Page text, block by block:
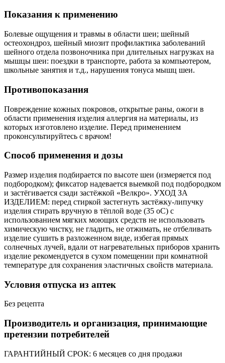
Показания к применению
Болевые ощущения и травмы в области шеи; шейный
остеохондроз, шейный миозит профилактика заболеваний
шейного отдела позвоночника при длительных нагрузках на
мышцы шеи: поездки в транспорте, работа за компьютером,
школьные занятия и т.д., нарушения тонуса мышц шеи.
Противопоказания
Повреждение кожных покровов, открытые раны, ожоги в
области применения изделия аллергия на материалы, из
которых изготовлено изделие. Перед применением
проконсультируйтесь с врачом!
Способ применения и дозы
Размер изделия подбирается по высоте шеи (измеряется под
подбородком); фиксатор надевается выемкой под подбородком
и застёгивается сзади застёжкой «Велкро». УХОД ЗА
ИЗДЕЛИЕМ: перед стиркой застегнуть застёжку-липучку
изделия стирать вручную в тёплой воде (35 оC) с
использованием мягких моющих средств не использовать
химическую чистку, не гладить, не отжимать, не отбеливать
изделие сушить в разложенном виде, избегая прямых
солнечных лучей, вдали от нагревательных приборов хранить
изделие рекомендуется в сухом помещении при комнатной
температуре для сохранения эластичных свойств материала.
Условия отпуска из аптек
Без рецепта
Производитель и организация, принимающие
претензии потребителей
ГАРАНТИЙНЫЙ СРОК: 6 месяцев со дня продажи